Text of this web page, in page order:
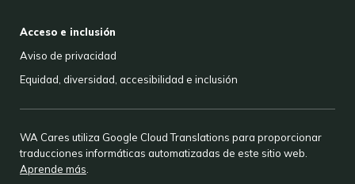
Acceso e inclusión
Aviso de privacidad
Equidad, diversidad, accesibilidad e inclusión
WA Cares utiliza Google Cloud Translations para proporcionar
traducciones informáticas automatizadas de este sitio web.
Aprende más